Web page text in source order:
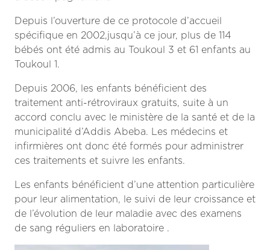
Depuis l’ouverture de ce protocole d’accueil
spécifique en 2002,jusqu’à ce jour, plus de 114
bébés ont été admis au Toukoul 3 et 61 enfants au
Toukoul 1.
Depuis 2006, les enfants bénéficient des
traitement anti-rétroviraux gratuits, suite à un
accord conclu avec le ministère de la santé et de la
municipalité d’Addis Abeba. Les médecins et
infirmières ont donc été formés pour administrer
ces traitements et suivre les enfants.
Les enfants bénéficient d’une attention particulière
pour leur alimentation, le suivi de leur croissance et
de l’évolution de leur maladie avec des examens
de sang réguliers en laboratoire .